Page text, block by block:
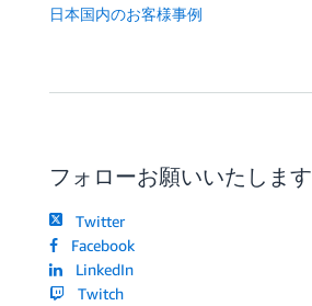
日本国内のお客様事例
フォローお願いいたします
Twitter
Facebook
LinkedIn
Twitch